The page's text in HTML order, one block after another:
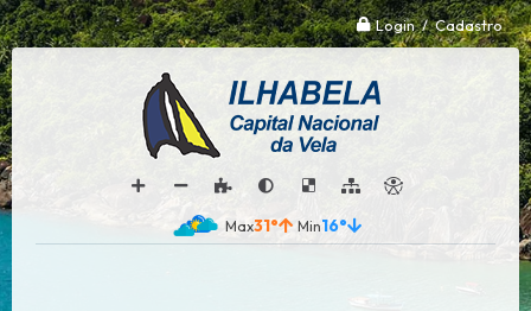
Login / Cadastro
31° 16°